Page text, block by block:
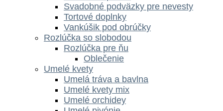
Svadobné podväzky pre nevesty
Tortové doplnky
Vankúšik pod obrúčky
Rozlúčka so slobodou
Rozlúčka pre ňu
Oblečenie
Umelé kvety
Umelá tráva a bavlna
Umelé kvety mix
Umelé orchidey